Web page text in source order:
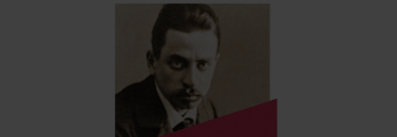
ZUM
ENDE
BILDERGALERIE
SPRINGEN